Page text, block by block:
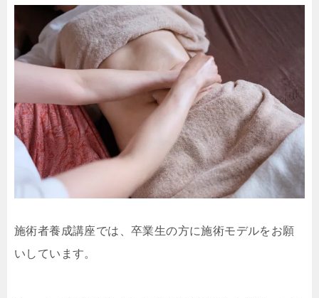
施術者養成講座では、卒業生の方に施術モデルをお願
いしています。